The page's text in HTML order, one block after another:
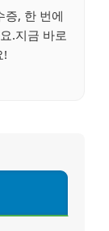
증, 한 번에
.지금 바로
!